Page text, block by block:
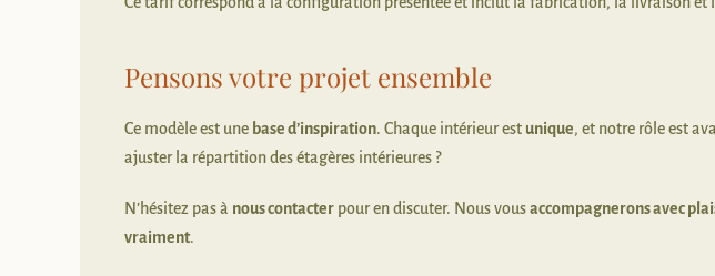
Pensons votre projet ensemble
Ce modèle est une base d’inspiration. Chaque intérieur est unique, et notre rôle est
ajuster la répartition des étagères intérieures ?
N’hésitez pas à nous contacter pour en discuter. Nous vousaccompagnerons avec
vraiment.